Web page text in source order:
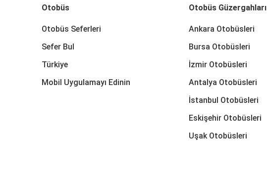
Otobüs
Otobüs Seferleri
Sefer Bul
Türkiye
Mobil Uygulamayı Edinin
Otobüs Güzergahları
Ankara Otobüsleri
Bursa Otobüsleri
İzmir Otobüsleri
Antalya Otobüsleri
İstanbul Otobüsleri
Eskişehir Otobüsleri
Uşak Otobüsleri